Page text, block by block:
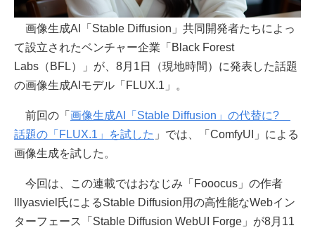
画像生成AI「Stable Diffusion」共同開発者たちによっ
て設立されたベンチャー企業「Black Forest
Labs（BFL）」が、8月1日（現地時間）に発表した話題
の画像生成AIモデル「FLUX.1」。
前回の「 画像生成AI「Stable Diffusion」の代替に?
話題の「FLUX.1」を試した 」では、「ComfyUI」による
画像生成を試した。
今回は、この連載ではおなじみ「Fooocus」の作者
lllyasviel氏によるStable Diffusion用の高性能なWebイン
ターフェース「Stable Diffusion WebUI Forge」が8月11